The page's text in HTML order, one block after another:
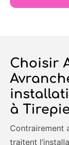
Choisir
à
Contrairement
traitent